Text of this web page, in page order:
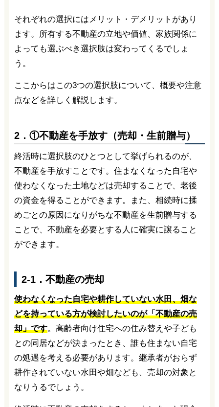
それぞれの選択にはメリット・デメリットがあり
ます。所有する不動産の立地や価値、家族関係に
よっても選ぶべき選択肢は変わってくるでしょ
う。
ここからはこの3つの選択肢について、概要や注意
点などを詳しく解説します。
2．①不動産を手放す（売却・生前贈与）
終活時に選択肢のひとつとして挙げられるのが、
不動産を手放すことです。住まなくなった自宅や
使わなくなった土地などは売却することで、老後
の資金を得ることができます。また、相続時に揉
めごとの原因になりがちな不動産を生前贈与する
ことで、不動産を必要とする人に確実に譲ること
ができます。
2-1．不動産の売却
使わなくなった自宅や耕作していない水田、畑な
どを持っている方が検討したいのが「不動産の売
却」です。高齢者向け住宅への住み替えや子ども
との同居などが決まったとき、誰も住まない自宅
の処遇を考える必要があります。継承者がおらず
耕作されていない水田や畑なども、売却の対象と
なりうるでしょう。